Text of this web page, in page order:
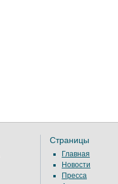
Страницы
Главная
Новости
Пресса